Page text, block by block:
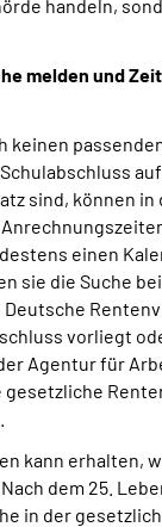
handeln,
melden und
keinen
sind, können
einen
sie die Suche
vorliegt
Agentur für
kann erhalten,
dem 25.
in der